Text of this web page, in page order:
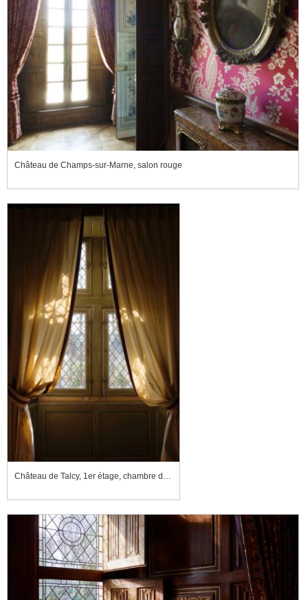
Château de Champs-sur-Marne, salon rouge
Château de Talcy, 1er étage, chambre des Demoiselles